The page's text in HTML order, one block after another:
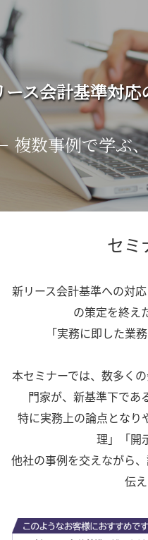
ース会計基準対
複数事例で学ぶ
セミ
新リース会計基準への対
の策定を終え
「実務に即した業
本セミナーでは、数多く
門家が、新基準下であ
特に実務上の論点となり
理」「開
他社の事例を交えながら
伝え